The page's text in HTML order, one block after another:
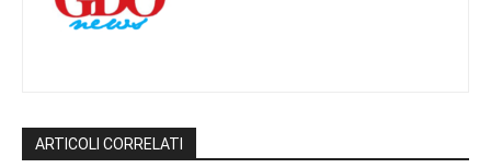
ARTICOLI CORRELATI